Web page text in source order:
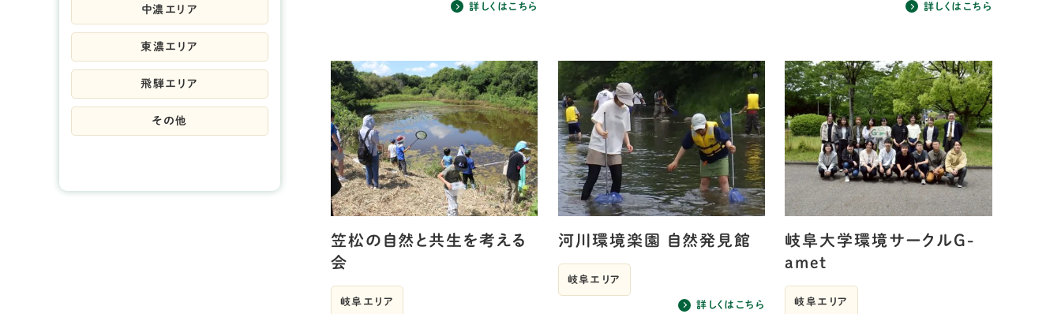
詳しくはこちら 詳しくはこちら
笠松の自然と共生を考える
会
岐阜エリア
河川環境楽園 自然発見館
岐阜エリア
詳しくはこちら
岐阜大学環境サークルG-
amet
岐阜エリア
中濃エリア
東濃エリア
飛騨エリア
その他